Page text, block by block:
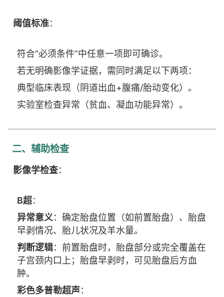
阈值标准：
符合“必须条件”中任意一项即可确诊。
若无明确影像学证据，需同时满足以下两项：
典型临床表现（阴道出血+腹痛/胎动变化）。
实验室检查异常（贫血、凝血功能异常）。
二、辅助检查
影像学检查：
B超：
异常意义：确定胎盘位置（如前置胎盘）、胎盘
早剥情况、胎儿状况及羊水量。
判断逻辑：前置胎盘时，胎盘部分或完全覆盖在
子宫颈内口上；胎盘早剥时，可见胎盘后方血
肿。
彩色多普勒超声：